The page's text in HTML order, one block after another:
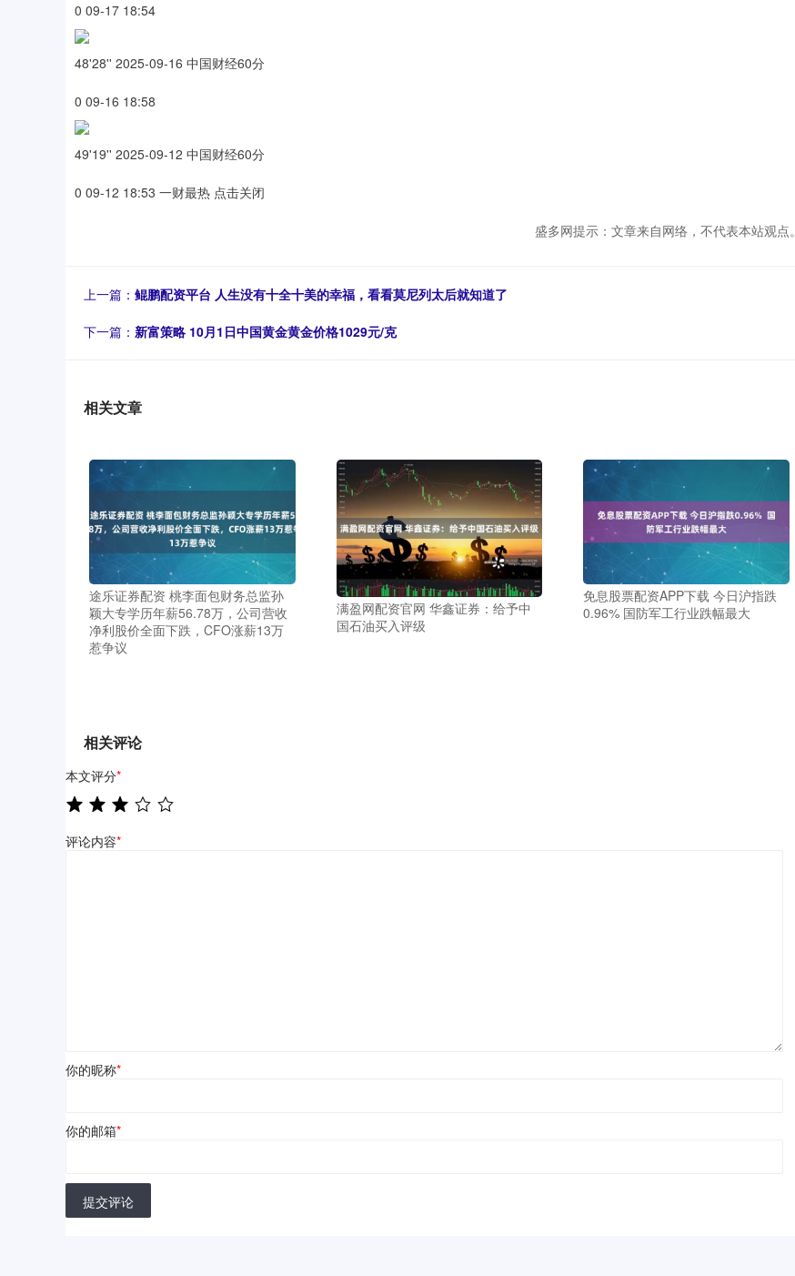
0 09-17 18:54
48'28'' 2025-09-16 中国财经60分
0 09-16 18:58
49'19'' 2025-09-12 中国财经60分
0 09-12 18:53 一财最热 点击关闭
盛多网提示：文章来自网络，不代表本站观点。
上一篇： 鲲鹏配资平台 人生没有十全十美的幸福，看看莫尼列太后就知道了
下一篇： 新富策略 10月1日中国黄金黄金价格1029元/克
相关文章
途乐证券配资 桃李面包财务总监孙
颖大专学历年薪56.78万，公司营收
净利股价全面下跌，CFO涨薪13万
惹争议
满盈网配资官网 华鑫证券：给予中
国石油买入评级
免息股票配资APP下载 今日沪指跌
0.96% 国防军工行业跌幅最大
相关评论
本文评分*
评论内容*
你的昵称*
你的邮箱*
提交评论